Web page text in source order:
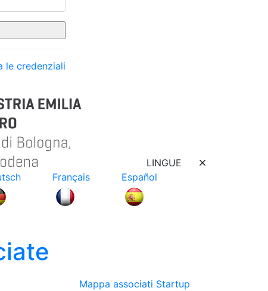
le credenziali
LINGUE
Français Español
Mappa associati Startup